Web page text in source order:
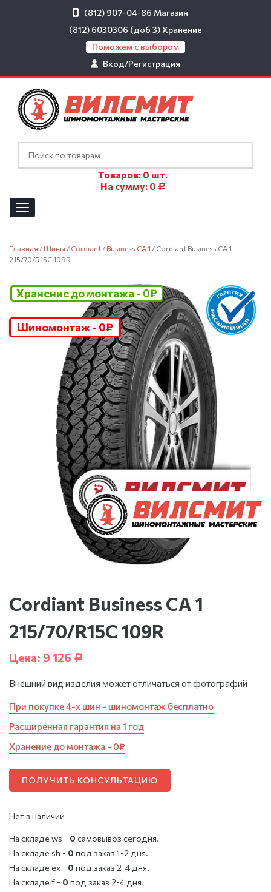
(812) 907-04-86 Магазин
(812) 6030306 (доб 3)Хранение
Поможем с выбором
Вход/Регистрация
Товаров: 0 шт.
На сумму: 0 Р
Главная / Шины / Cordiant / Business CA 1 / Cordiant Business CA 1
215/70/R15C 109R
Шиномонтаж - 0₽
Хранение до монтажа - 0₽
Cordiant Business CA 1
215/70/R15C 109R
Цена: 9 126 Р
Внешний вид изделия может отличаться от фотографий
При покупке 4-х шин - шиномонтаж бесплатно
Расширенная гарантия на 1 год
Хранение до монтажа - 0₽
ПОЛУЧИТЬ КОНСУЛЬТАЦИЮ
Нет в наличии
На складе ws - 0 cамовывоз сегодня.
На складе sh - 0 под заказ 1-2 дня.
На складе ex - 0 под заказ 2-4 дня.
На складе f - 0 под заказ 2-4 дня.